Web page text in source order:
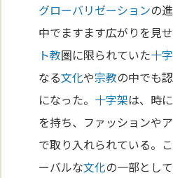
グローバリゼーションの
中でますます広がりを見
ト教圏に限られていた十
なる文化や宗教の中でも
になった。 十字架は、時
を持ち、ファッションや
で取り入れられている。こ
ーバルな文化の一部とし